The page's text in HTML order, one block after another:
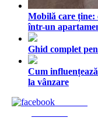
Mobilă care ține:
într-un
Ghid complet
Cum
la vânzare